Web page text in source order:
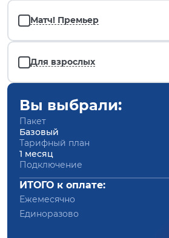
Матч! Премьер
Для взрослых
Вы выбрали:
Пакет
Базовый
Тарифный план
1 месяц
Подключение
ИТОГО к оплате:
Ежемесячно
Единоразово